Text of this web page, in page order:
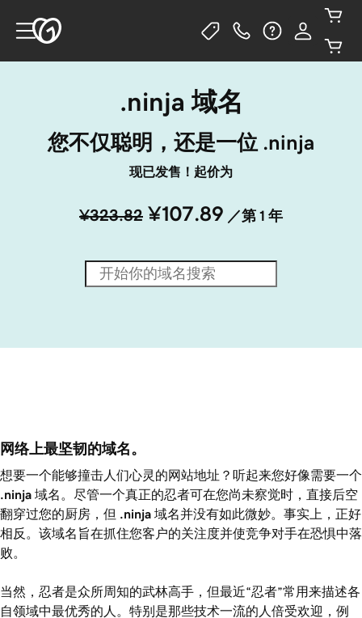
.ninja 域名
您不仅聪明，还是一位 .ninja
现已发售！起价为
¥323.82 ¥107.89 ／第 1 年
网络上最坚韧的域名。
想要一个能够撞击人们心灵的网站地址？听起来您好像需要一个
.ninja 域名。尽管一个真正的忍者可在您尚未察觉时，直接后空
翻穿过您的厨房，但 .ninja 域名并没有如此微妙。事实上，正好
相反。该域名旨在抓住您客户的关注度并使竞争对手在恐惧中落
败。
当然，忍者是众所周知的武林高手，但最近“忍者”常用来描述各
自领域中最优秀的人。特别是那些技术一流的人倍受欢迎，例